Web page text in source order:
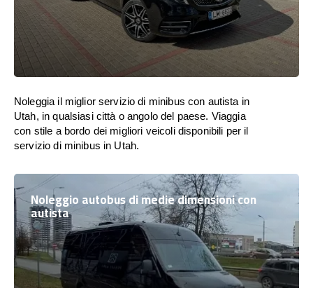
Noleggia il miglior servizio di minibus con autista in
Utah, in qualsiasi città o angolo del paese. Viaggia
con stile a bordo dei migliori veicoli disponibili per il
servizio di minibus in Utah.
Noleggio autobus di medie dimensioni con
autista